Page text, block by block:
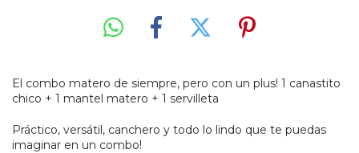
El combo matero de siempre, pero con un plus! 1 canastito
chico + 1 mantel matero + 1 servilleta
Práctico, versátil, canchero y todo lo lindo que te puedas
imaginar en un combo!